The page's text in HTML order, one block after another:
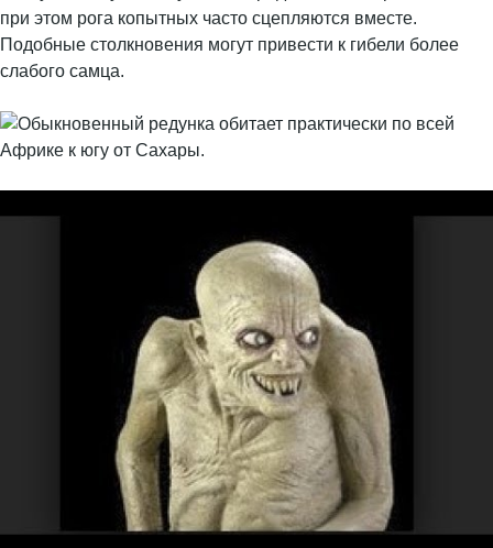
при этом рога копытных часто сцепляются вместе.
Подобные столкновения могут привести к гибели более
слабого самца.